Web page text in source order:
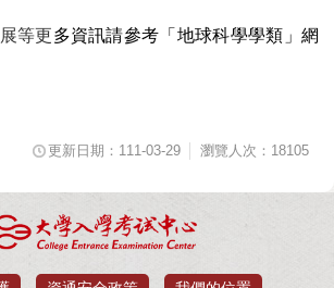
等更多資訊請參考「地球科學學類」網
更新日期：111-03-29 瀏覽人次：18105